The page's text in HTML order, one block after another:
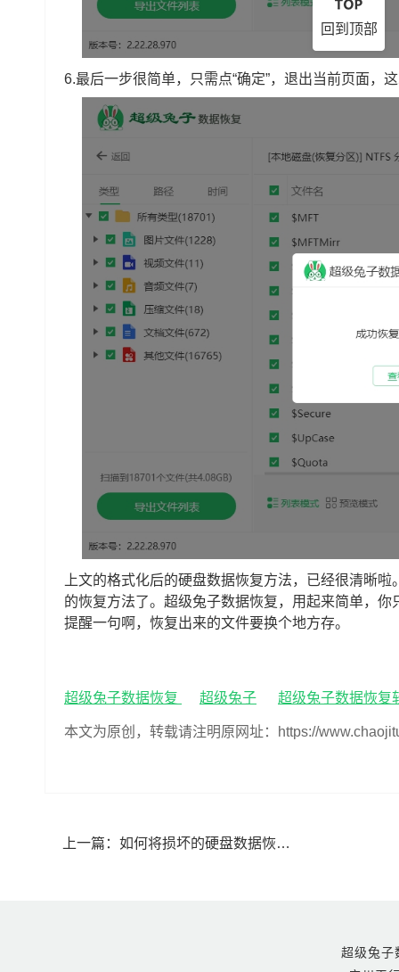
6.最后一步很简单，只需点“确定”，退出当前页面，
上文的格式化后的硬盘数据恢复方法，已经很清晰
的恢复方法了。超级兔子数据恢复，用起来简单，
提醒一句啊，恢复出来的文件要换个地方存。
超级兔子数据恢复 超级兔子 超级兔子数据恢复
本文为原创，转载请注明原网址：https://
上一篇： 如何将损坏的硬盘数据恢复(损坏的硬盘怎么恢复数据)
超级兔
回到顶部